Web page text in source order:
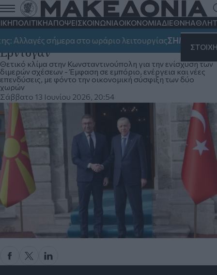
ΠΟΛΙΤΙΚΗΑΠΟΨΕΙΣΚΟΙΝΩΝΙΑΟΙΚΟΝΟΜΙΑΔΙΕΘΝΗ
σήμερα στο ωράριο λειτουργίαςΣΗΜΑΝΤΙΚΟ:
Βόρεια Μακεδονία–Τουρκία: Στο
επίκεντρο επενδύσεις και στρατηγική
συνεργασία στη συνάντηση Μίτσκοσκι–
Ερντογάν
Θετικό κλίμα στην Κωνσταντινούπολη για την ενίσχυση των
διμερών σχέσεων - Έμφαση σε εμπόριο, ενέργεια και νέες
επενδύσεις, με φόντο την οικονομική σύσφιξη των δύο
χωρών
Σάββατο 13 Ιουνίου 2026, 20:54